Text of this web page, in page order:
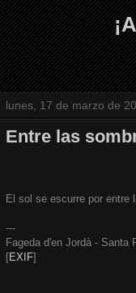
lunes, 17 de marzo de
Entre las
El sol se escurre por entre
---
Fageda d'en Jordà - Santa
[EXIF]